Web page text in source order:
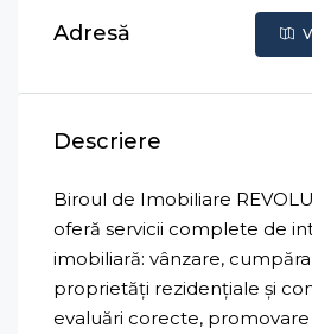
Adresă
Descriere
Biroul de Imobiliare
oferă servicii complete de
imobiliară: vânzare,
proprietăți rezidențiale și
evaluări corecte,